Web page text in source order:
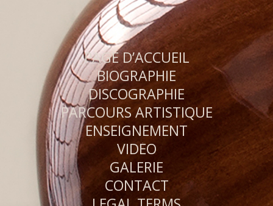
PAGE D’ACCUEIL
BIOGRAPHIE
DISCOGRAPHIE
PARCOURS ARTISTIQUE
ENSEIGNEMENT
VIDÉO
GALERIE
CONTACT